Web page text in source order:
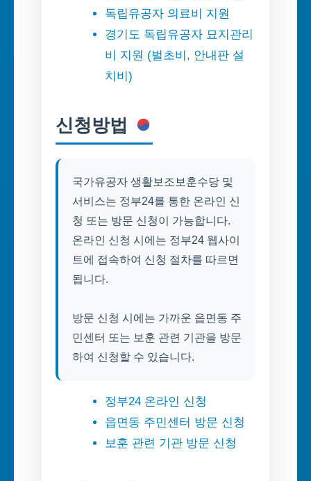
독립유공자 의료비 지원
경기도 독립유공자 묘지관리
비 지원 (벌초비, 안내판 설
치비)
신청방법
국가유공자 생활보조보훈수당 및
서비스는 정부24를 통한 온라인 신
청 또는 방문 신청이 가능합니다.
온라인 신청 시에는 정부24 웹사이
트에 접속하여 신청 절차를 따르면
됩니다.
방문 신청 시에는 가까운 읍면동 주
민센터 또는 보훈 관련 기관을 방문
하여 신청할 수 있습니다.
정부24 온라인 신청
읍면동 주민센터 방문 신청
보훈 관련 기관 방문 신청